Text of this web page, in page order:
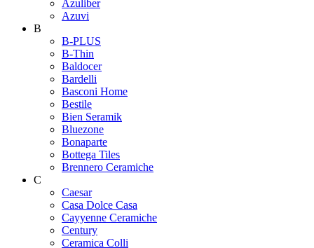
Azuliber
Azuvi
B
B-PLUS
B-Thin
Baldocer
Bardelli
Basconi Home
Bestile
Bien Seramik
Bluezone
Bonaparte
Bottega Tiles
Brennero Ceramiche
C
Caesar
Casa Dolce Casa
Cayyenne Ceramiche
Century
Ceramica Colli